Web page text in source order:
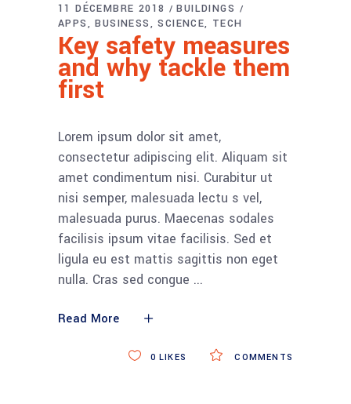
11 DÉCEMBRE 2018
BUILDINGS
APPS
BUSINESS SCIENCE TECH
Key safety measures
and why tackle them
first
Lorem ipsum dolor sit amet,
consectetur adipiscing elit. Aliquam sit
amet condimentum nisi. Curabitur ut
nisi semper, malesuada lectu s vel,
malesuada purus. Maecenas sodales
facilisis ipsum vitae facilisis. Sed et
ligula eu est mattis sagittis non eget
nulla. Cras sed congue
Read More
COMMENTS
0 LIKES